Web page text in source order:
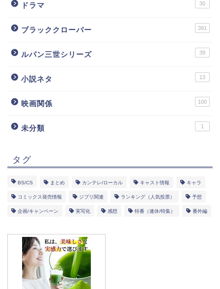
ドラマ 30
ブラッククローバー 391
ルパン三世シリーズ 39
小説ネタ 13
映画関係 100
未分類 1
タグ
BS/CS まとめ カンテレ/ローカル キャスト情報 キャラ
コミックス発売情報 ジブリ関連 ランキング（人気投票） 予想
企画/キャンペーン 実写化 感想 特番（連休/特集） 番外編